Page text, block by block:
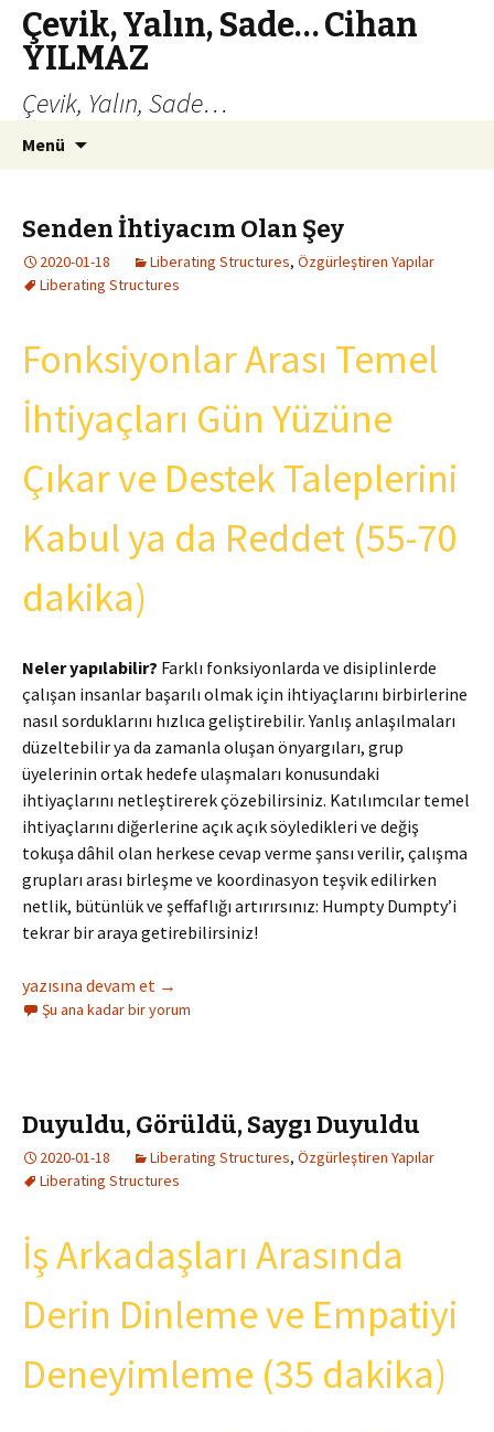
Çevik, Yalın, Sade… Cihan
YILMAZ
Çevik, Yalın, Sade…
Menü
Senden İhtiyacım Olan Şey
2020-01-18 Liberating Structures, Özgürleştiren Yapılar
Liberating Structures
Fonksiyonlar Arası Temel
İhtiyaçları Gün Yüzüne
Çıkar ve Destek Taleplerini
Kabul ya da Reddet (55-70
dakika)
Neler yapılabilir? Farklı fonksiyonlarda ve disiplinlerde
çalışan insanlar başarılı olmak için ihtiyaçlarını birbirlerine
nasıl sorduklarını hızlıca geliştirebilir. Yanlış anlaşılmaları
düzeltebilir ya da zamanla oluşan önyargıları, grup
üyelerinin ortak hedefe ulaşmaları konusundaki
ihtiyaçlarını netleştirerek çözebilirsiniz. Katılımcılar temel
ihtiyaçlarını diğerlerine açık açık söyledikleri ve değiş
tokuşa dâhil olan herkese cevap verme şansı verilir, çalışma
grupları arası birleşme ve koordinasyon teşvik edilirken
netlik, bütünlük ve şeffaflığı artırırsınız: Humpty Dumpty’i
tekrar bir araya getirebilirsiniz!
Senden İhtiyacım Olan Şey
yazısına devam et →
Şu ana kadar bir yorum
Duyuldu, Görüldü, Saygı Duyuldu
2020-01-18 Liberating Structures, Özgürleştiren Yapılar
Liberating Structures
İş Arkadaşları Arasında
Derin Dinleme ve Empatiyi
Deneyimleme (35 dakika)